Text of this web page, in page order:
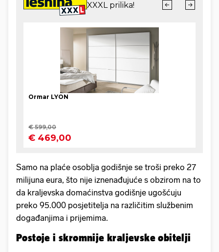
Samo na plaće osoblja godišnje se troši preko 27
milijuna eura, što nije iznenađujuće s obzirom na to
da kraljevska domaćinstva godišnje ugošćuju
preko 95.000 posjetitelja na različitim službenim
događanjima i prijemima.
Postoje i skromnije kraljevske obitelji